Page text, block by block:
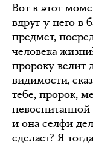
Вот в этот
вдруг у него в
предмет,
человека
пророку велит
видимости,
тебе, пророк,
и она селфи
сделает? Я